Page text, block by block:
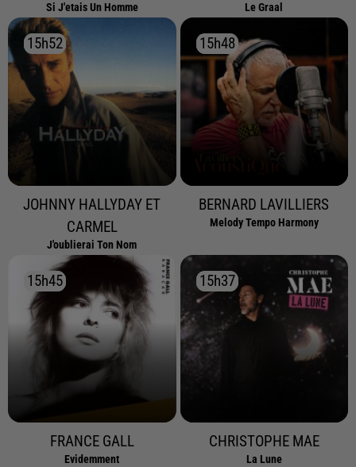
Si J'etais Un Homme Le Graal
15h52
15h52
JOHNNY HALLYDAY ET
CARMEL
J'oublierai Ton Nom
15h48
15h48
BERNARD LAVILLIERS
Melody Tempo Harmony
15h45
15h45
FRANCE GALL
Evidemment
15h37
15h37
CHRISTOPHE MAE
La Lune